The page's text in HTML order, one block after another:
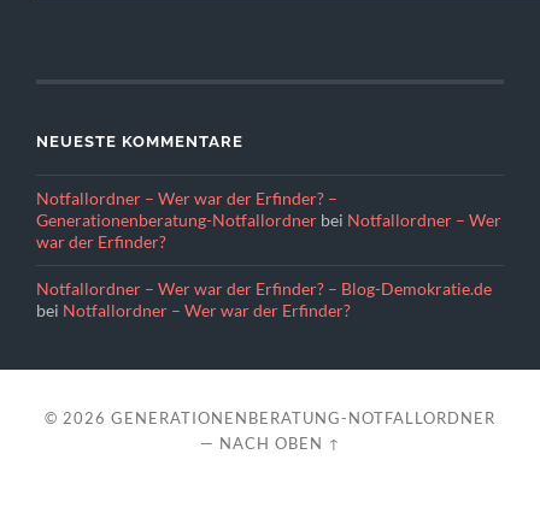
NEUESTE KOMMENTARE
Notfallordner – Wer war der Erfinder? –
Generationenberatung-Notfallordner bei Notfallordner – Wer
war der Erfinder?
Notfallordner – Wer war der Erfinder? – Blog-Demokratie.de
bei Notfallordner – Wer war der Erfinder?
© 2026 GENERATIONENBERATUNG-NOTFALLORDNER
— NACH OBEN ↑